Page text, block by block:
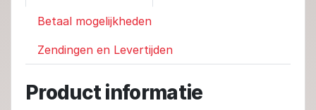
Betaal mogelijkheden
Zendingen en Levertijden
Product informatie